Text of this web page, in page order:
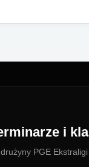
i
PGE